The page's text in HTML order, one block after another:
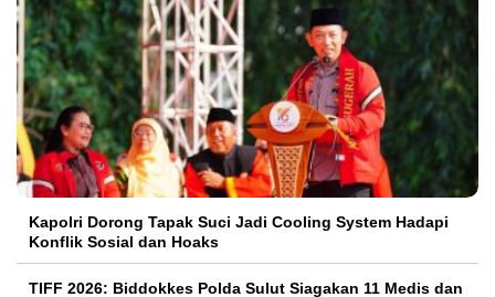
Kapolri Dorong Tapak Suci Jadi Cooling System Hadapi
Konflik Sosial dan Hoaks
TIFF 2026: Biddokkes Polda Sulut Siagakan 11 Medis dan